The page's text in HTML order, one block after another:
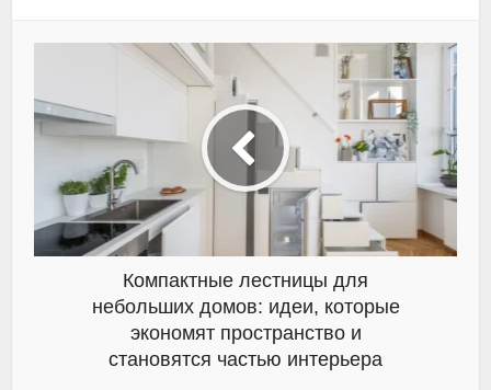
Компактные лестницы для
небольших домов: идеи, которые
экономят пространство и
становятся частью интерьера